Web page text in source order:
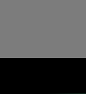
Hírek